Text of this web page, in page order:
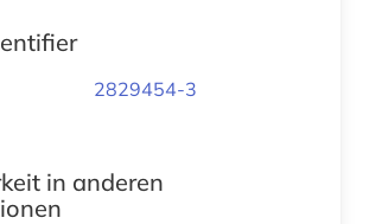
2829454-3
in anderen